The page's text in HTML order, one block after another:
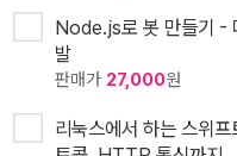
Node.js로 봇 만들기 -
발
판매가 27,000원
리눅스에서 하는 스위